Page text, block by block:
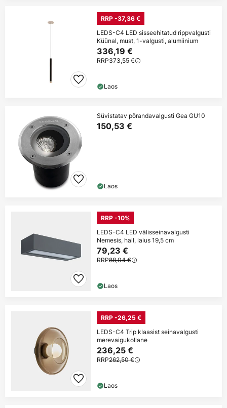
RRP -37,36 €
LEDS-C4 LED sisseehitatud rippvalgusti
Küünal, must, 1-valgusti, alumiinium
336,19 €
RRP373,55 €
Laos
Süvistatav põrandavalgusti Gea GU10
150,53 €
Laos
RRP -10%
LEDS-C4 LED välisseinavalgusti
Nemesis, hall, laius 19,5 cm
79,23 €
RRP88,04 €
Laos
RRP -26,25 €
LEDS-C4 Trip klaasist seinavalgusti
merevaigukollane
236,25 €
RRP262,50 €
Laos